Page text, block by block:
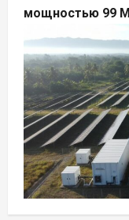
мощностью 99